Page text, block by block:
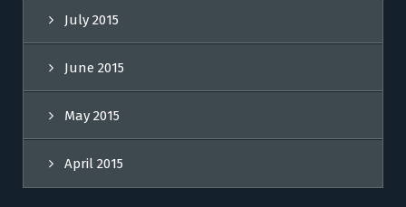
July 2015
June 2015
May 2015
April 2015